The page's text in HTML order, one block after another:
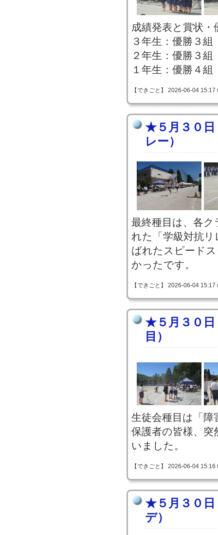
成績発表と賞状
３年生：優勝３
２年生：優勝３
１年生：優勝４
【できごと】 2026-06-04
★５月３０日
レー）
最終種目は、各
れた「学級対抗
ばれたスピード
かったです。
【できごと】 2026-06-04
★５月３０日
目）
生徒会種目は「障
保護者の皆様、
いました。
【できごと】 2026-06-04
★５月３０日
デ）